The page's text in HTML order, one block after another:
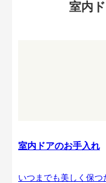
室内
室内ドアのお手入れ
いつまでも美しく保